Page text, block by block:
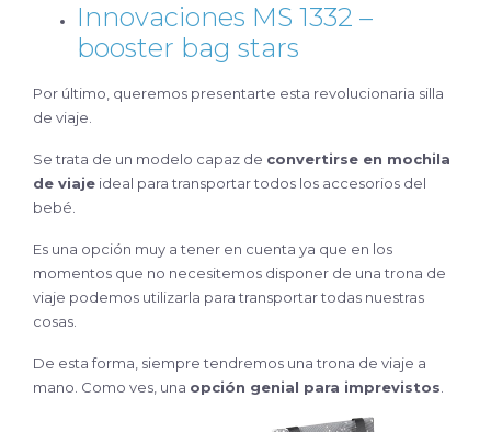
Innovaciones MS 1332 –
booster bag stars
Por último, queremos presentarte esta revolucionaria silla
de viaje.
Se trata de un modelo capaz de convertirse en mochila
de viaje ideal para transportar todos los accesorios del
bebé.
Es una opción muy a tener en cuenta ya que en los
momentos que no necesitemos disponer de una trona de
viaje podemos utilizarla para transportar todas nuestras
cosas.
De esta forma, siempre tendremos una trona de viaje a
mano. Como ves, una opción genial para imprevistos